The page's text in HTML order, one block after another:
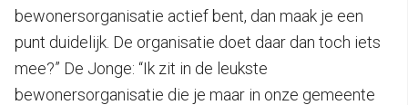
bewonersorganisatie actief bent, dan maak je een
punt duidelijk. De organisatie doet daar dan toch iets
mee?” De Jonge: “Ik zit in de leukste
bewonersorganisatie die je maar in onze gemeente